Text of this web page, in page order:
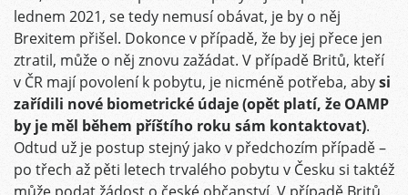
lednem 2021, se tedy nemusí obávat, je by o něj
Brexitem přišel. Dokonce v případě, že by jej přece jen
ztratil, může o něj znovu zažádat. V případě Britů, kteří
v ČR mají povolení k pobytu, je nicméně potřeba, abysi
zařídili nové biometrické údaje (opět platí, že OAMP
by je měl během příštího roku sám kontaktovat).
Odtud už je postup stejný jako v předchozím případě –
po třech až pěti letech trvalého pobytu v Česku si taktéž